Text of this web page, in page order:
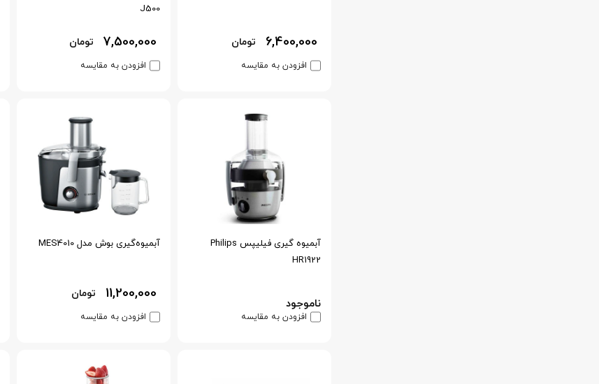
6,400,000 تومان
افزودن به مقایسه
J500
7,500,000 تومان
افزودن به مقایسه
آبمیوه گیری فیلیپس Philips
HR1922
ناموجود
افزودن به مقایسه
آبمیوه‌گیری بوش مدل MES4010
11,200,000 تومان
افزودن به مقایسه